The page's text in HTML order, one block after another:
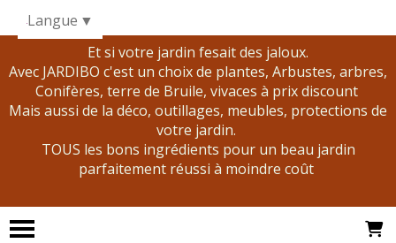
Et si votre jardin fesait des jaloux.
Avec JARDIBO c'est un choix de plantes, Arbustes, arbres,
Conifères, terre de Bruile, vivaces à prix discount
Mais aussi de la déco, outillages, meubles, protections de
votre jardin.
TOUS les bons ingrédients pour un beau jardin
parfaitement réussi à moindre coût
Langue ▼